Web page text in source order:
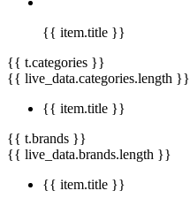
{{ item.title }}
{{ t.categories }}
{{ live_data.categories.length }}
{{ item.title }}
{{ t.brands }}
{{ live_data.brands.length }}
{{ item.title }}